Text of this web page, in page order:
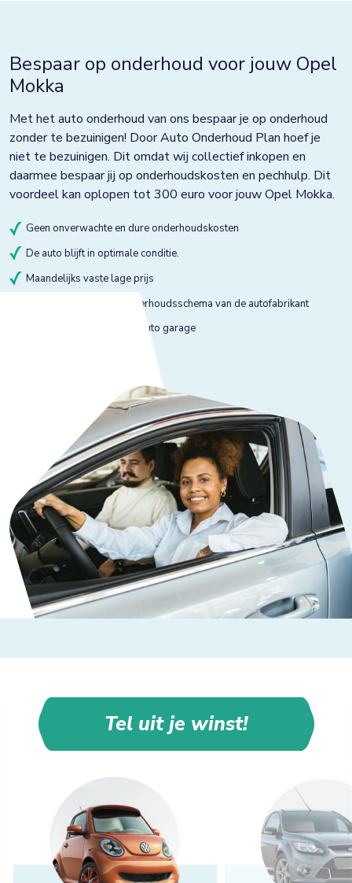
Bespaar op onderhoud voor jouw Opel
Mokka
Met het auto onderhoud van ons bespaar je op onderhoud
zonder te bezuinigen! Door Auto Onderhoud Plan hoef je
niet te bezuinigen. Dit omdat wij collectief inkopen en
daarmee bespaar jij op onderhoudskosten en pechhulp. Dit
voordeel kan oplopen tot 300 euro voor jouw Opel Mokka.
Geen onverwachte en dure onderhoudskosten
De auto blijft in optimale conditie.
Maandelijks vaste lage prijs
Onderhoud volgens onderhoudsschema van de autofabrikant
Onderhoud bij gekeurde auto garage
Tel uit je winst!